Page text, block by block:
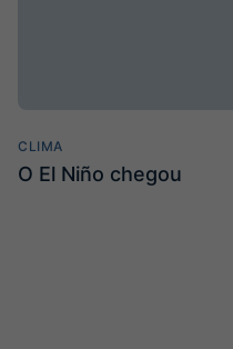
CLIMA
O El Niño chegou